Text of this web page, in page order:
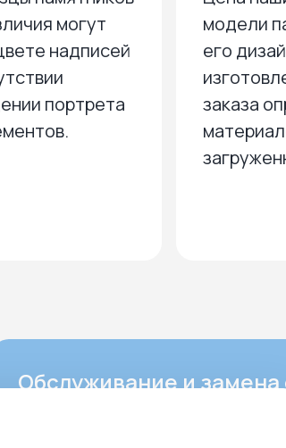
могут
надписей
портрета
модели
его
заказа
Обслуживание и замена